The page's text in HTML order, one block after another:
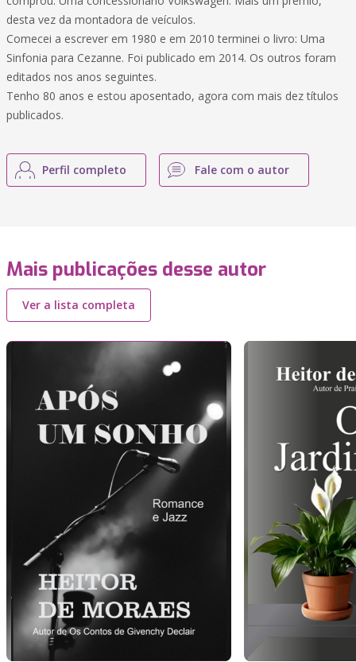
desta vez da montadora de veículos.
Comecei a escrever em 1980 e em 2010 terminei o livro: Uma
Sinfonia para Cezanne. Foi publicado em 2014. Os outros foram
editados nos anos seguintes.
Tenho 80 anos e estou aposentado, agora com mais dez títulos
publicados.
Perfil completo Fale com o autor
Mais publicações desse autor
Ver a lista completa